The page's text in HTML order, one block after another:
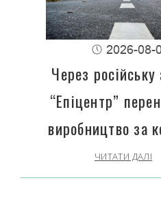
2026-08-
Через російську
“Епіцентр”
виробництво за
ЧИТАТИ ДАЛІ